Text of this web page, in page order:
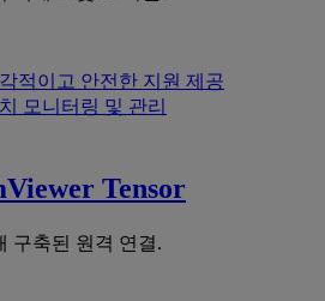
적이고 안전한 지원 제공
모니터링 및 관리
Tensor
구축된 원격 연결.